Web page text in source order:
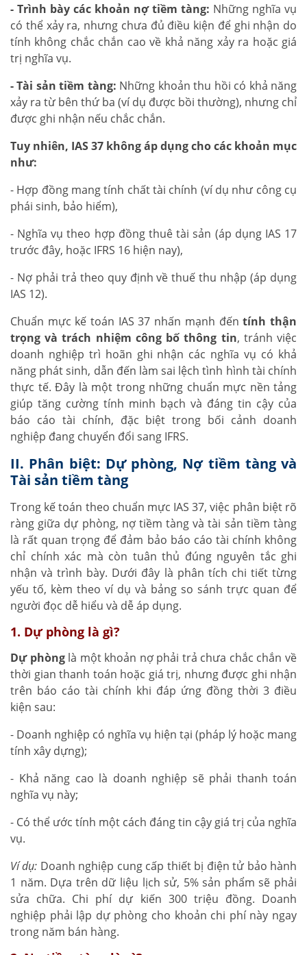
- Trình bày các khoản nợ tiềm tàng: Những nghĩa vụ
có thể xảy ra, nhưng chưa đủ điều kiện để ghi nhận do
tính không chắc chắn cao về khả năng xảy ra hoặc giá
trị nghĩa vụ.
- Tài sản tiềm tàng: Những khoản thu hồi có khả năng
xảy ra từ bên thứ ba (ví dụ được bồi thường), nhưng chỉ
được ghi nhận nếu chắc chắn.
Tuy nhiên, IAS 37 không áp dụng cho các khoản mục
như:
- Hợp đồng mang tính chất tài chính (ví dụ như công cụ
phái sinh, bảo hiểm),
- Nghĩa vụ theo hợp đồng thuê tài sản (áp dụng IAS 17
trước đây, hoặc IFRS 16 hiện nay),
- Nợ phải trả theo quy định về thuế thu nhập (áp dụng
IAS 12).
Chuẩn mực kế toán IAS 37 nhấn mạnh đếntính thận
trọng và trách nhiệm công bố thông tin, tránh việc
doanh nghiệp trì hoãn ghi nhận các nghĩa vụ có khả
năng phát sinh, dẫn đến làm sai lệch tình hình tài chính
thực tế. Đây là một trong những chuẩn mực nền tảng
giúp tăng cường tính minh bạch và đáng tin cậy của
báo cáo tài chính, đặc biệt trong bối cảnh doanh
nghiệp đang chuyển đổi sang IFRS.
II. Phân biệt: Dự phòng, Nợ tiềm tàng và
Tài sản tiềm tàng
Trong kế toán theo chuẩn mực IAS 37, việc phân biệt rõ
ràng giữa dự phòng, nợ tiềm tàng và tài sản tiềm tàng
là rất quan trọng để đảm bảo báo cáo tài chính không
chỉ chính xác mà còn tuân thủ đúng nguyên tắc ghi
nhận và trình bày. Dưới đây là phân tích chi tiết từng
yếu tố, kèm theo ví dụ và bảng so sánh trực quan để
người đọc dễ hiểu và dễ áp dụng.
1. Dự phòng là gì?
Dự phònglà một khoản nợ phải trả chưa chắc chắn về
thời gian thanh toán hoặc giá trị, nhưng được ghi nhận
trên báo cáo tài chính khi đáp ứng đồng thời 3 điều
kiện sau:
- Doanh nghiệp có nghĩa vụ hiện tại (pháp lý hoặc mang
tính xây dựng);
- Khả năng cao là doanh nghiệp sẽ phải thanh toán
nghĩa vụ này;
- Có thể ước tính một cách đáng tin cậy giá trị của nghĩa
vụ.
Ví dụ: Doanh nghiệp cung cấp thiết bị điện tử bảo hành
1 năm. Dựa trên dữ liệu lịch sử, 5% sản phẩm sẽ phải
sửa chữa. Chi phí dự kiến 300 triệu đồng. Doanh
nghiệp phải lập dự phòng cho khoản chi phí này ngay
trong năm bán hàng.